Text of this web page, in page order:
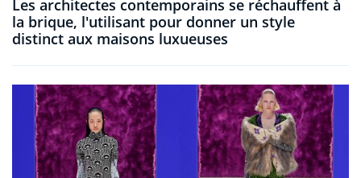
Les architectes contemporains se réchauffent à
la brique, l'utilisant pour donner un style
distinct aux maisons luxueuses